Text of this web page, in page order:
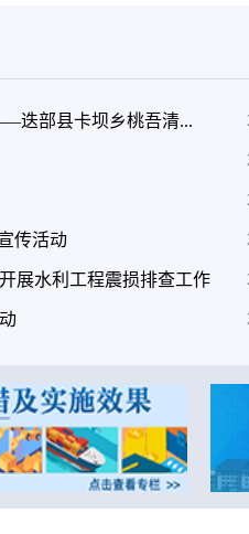
迭部县卡坝乡桃吾清...
传活动
展水利工程震损排查工作